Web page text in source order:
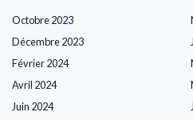
Octobre 2023
Décembre 2023
Février 2024
Avril 2024
Juin 2024